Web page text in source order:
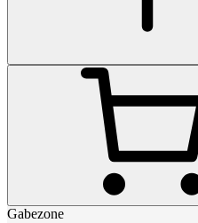
Gabezone